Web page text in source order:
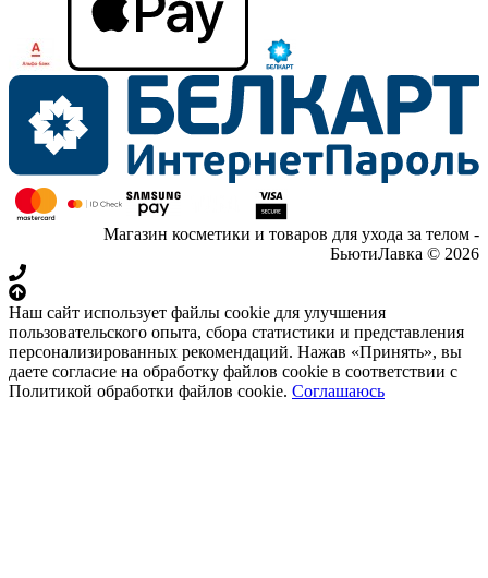
Магазин косметики и товаров для ухода за телом -
БьютиЛавка © 2026
Наш сайт использует файлы cookie для улучшения
пользовательского опыта, сбора статистики и представления
персонализированных рекомендаций. Нажав «Принять», вы
даете согласие на обработку файлов cookie в соответствии с
Политикой обработки файлов cookie. Соглашаюсь